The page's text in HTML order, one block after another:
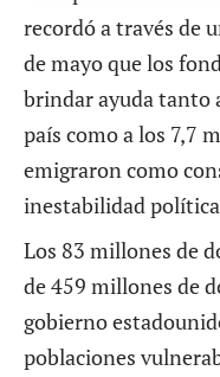
recordó a través de
de mayo que los
brindar ayuda tanto
país como a los 7,7
emigraron como
inestabilidad
Los 83 millones de
de 459 millones de
gobierno
poblaciones